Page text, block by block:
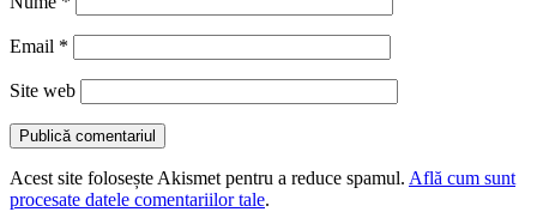
Email *
Site web
Acest site folosește Akismet pentru a reduce spamul. Află cum sunt
procesate datele comentariilor tale.